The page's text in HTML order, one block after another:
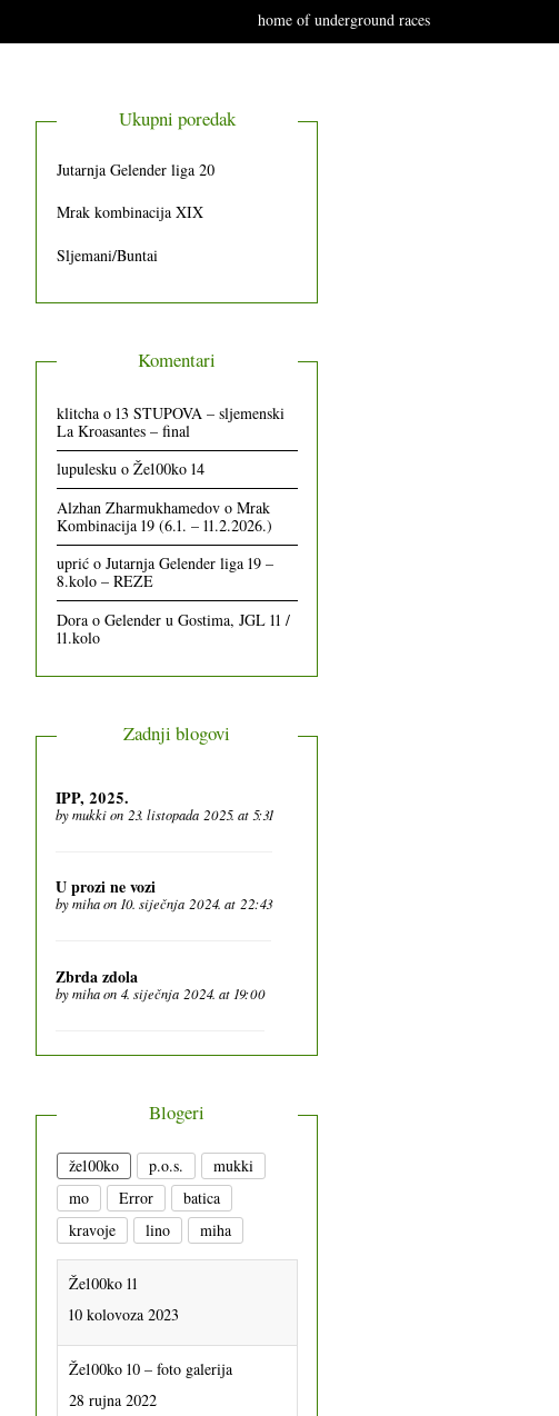
home of underground races
Ukupni poredak
Jutarnja Gelender liga 20
Mrak kombinacija XIX
Sljemani/Buntai
Komentari
klitchao 13 STUPOVA – sljemenski
La Kroasantes – final
lupuleskuo Že100ko 14
Alzhan Zharmukhamedovo Mrak
Kombinacija 19 (6.1. – 11.2.2026.)
uprićo Jutarnja Gelender liga 19 –
8.kolo – REZE
Dorao Gelender u Gostima, JGL 11 /
11.kolo
Zadnji blogovi
IPP, 2025.
bymukkion 23. listopada 2025. at 5:31
U prozi ne vozi
bymihaon 10. siječnja 2024. at 22:43
Zbrda zdola
bymihaon 4. siječnja 2024. at 19:00
Blogeri
že100ko p.o.s.
mukki
mo
Error
batica
kravoje
lino miha
Že100ko 11
10 kolovoza 2023
Že100ko 10 – foto galerija
28 rujna 2022